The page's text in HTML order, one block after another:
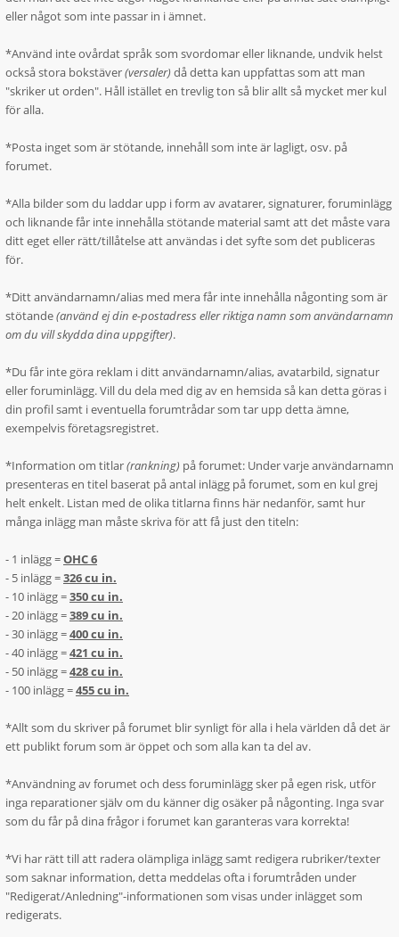
eller något som inte passar in i ämnet.
*Använd inte ovårdat språk som svordomar eller liknande, undvik helst
också stora bokstäver(versaler) då detta kan uppfattas som att man
"skriker ut orden". Håll istället en trevlig ton så blir allt så mycket mer kul
för alla.
*Posta inget som är stötande, innehåll som inte är lagligt, osv. på
forumet.
*Alla bilder som du laddar upp i form av avatarer, signaturer, foruminlägg
och liknande får inte innehålla stötande material samt att det måste vara
ditt eget eller rätt/tillåtelse att användas i det syfte som det publiceras
för.
*Ditt användarnamn/alias med mera får inte innehålla någonting som är
stötande(använd ej din e-postadress eller riktiga namn som användarnamn
om du vill skydda dina uppgifter).
*Du får inte göra reklam i ditt användarnamn/alias, avatarbild, signatur
eller foruminlägg. Vill du dela med dig av en hemsida så kan detta göras i
din profil samt i eventuella forumtrådar som tar upp detta ämne,
exempelvis företagsregistret.
*Information om titlar(rankning) på forumet: Under varje användarnamn
presenteras en titel baserat på antal inlägg på forumet, som en kul grej
helt enkelt. Listan med de olika titlarna finns här nedanför, samt hur
många inlägg man måste skriva för att få just den titeln:
- 1 inlägg =OHC 6
- 5 inlägg =326 cu in.
- 10 inlägg =350 cu in.
- 20 inlägg =389 cu in.
- 30 inlägg =400 cu in.
- 40 inlägg =421 cu in.
- 50 inlägg =428 cu in.
- 100 inlägg =455 cu in.
*Allt som du skriver på forumet blir synligt för alla i hela världen då det är
ett publikt forum som är öppet och som alla kan ta del av.
*Användning av forumet och dess foruminlägg sker på egen risk, utför
inga reparationer själv om du känner dig osäker på någonting. Inga svar
som du får på dina frågor i forumet kan garanteras vara korrekta!
*Vi har rätt till att radera olämpliga inlägg samt redigera rubriker/texter
som saknar information, detta meddelas ofta i forumtråden under
"Redigerat/Anledning"-informationen som visas under inlägget som
redigerats.